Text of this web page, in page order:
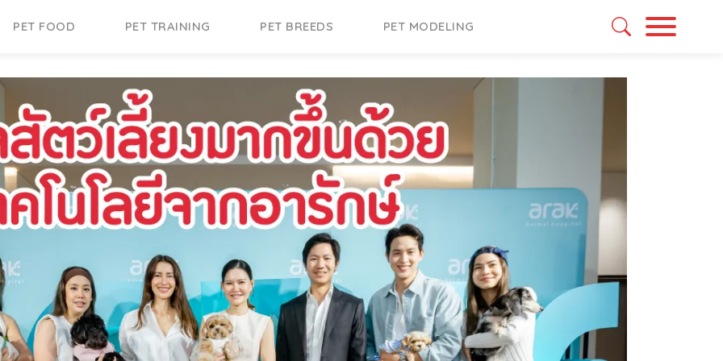
PET FOOD PET TRAINING PET BREEDS PET MODELING